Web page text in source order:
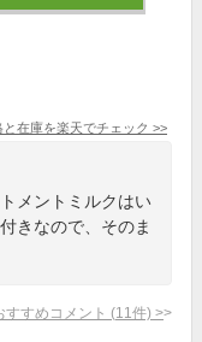
と在庫を楽天でチェック >>
メントミルクはい
きなので、そのま
すすめコメント (11 件) >